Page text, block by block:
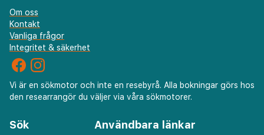
Om oss
Kontakt
Vanliga frågor
Integritet & säkerhet
Vi är en sökmotor och inte en resebyrå. Alla bokningar görs hos
den researrangör du väljer via våra sökmotorer.
Sök Användbara länkar